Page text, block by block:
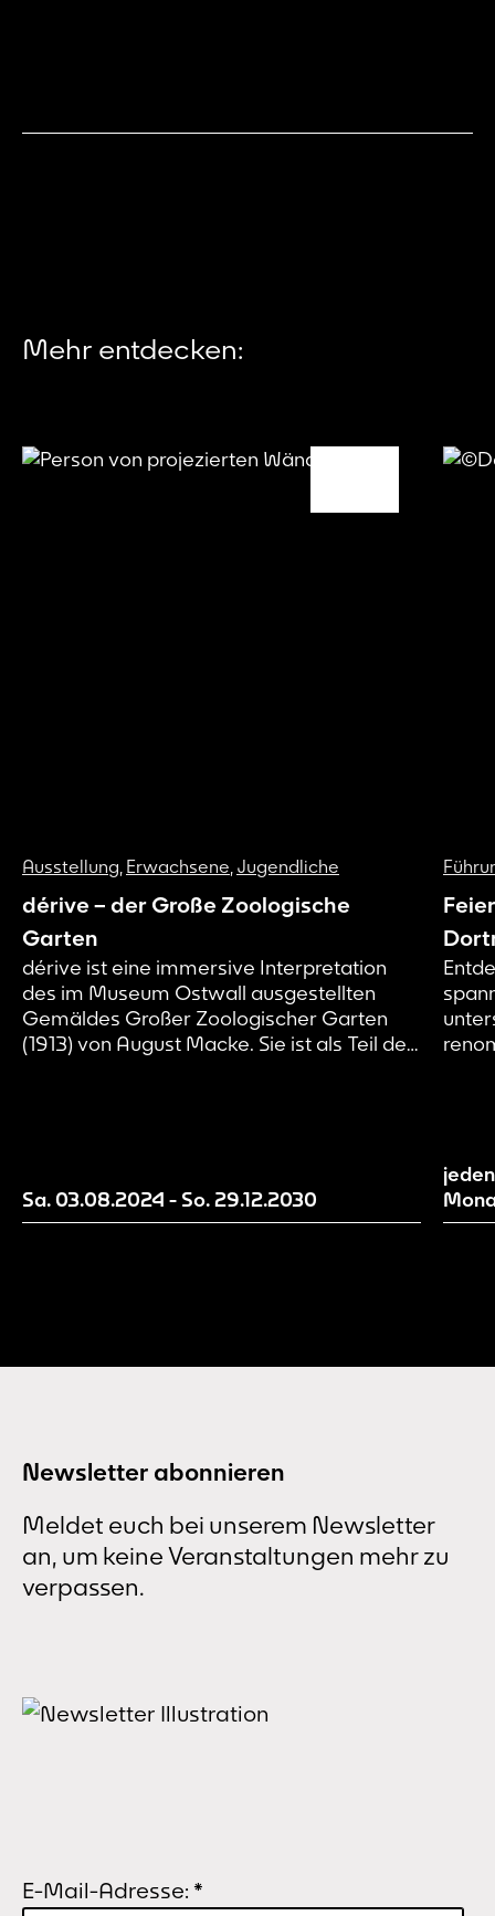
Mehr entdecken:
Ausstellung, Erwachsene, Jugendliche
dérive – der Große Zoologische
Garten
dérive ist eine immersive Interpretation
des im Museum Ostwall ausgestellten
Gemäldes Großer Zoologischer Garten
(1913) von August Macke. Sie ist als Teil des
diese mit Hilfe von euch als
Besucher*innen weiter.
Sa. 03.08.2024 - So. 29.12.2030
Newsletter abonnieren
Meldet euch bei unserem Newsletter
an, um keine Veranstaltungen mehr zu
verpassen.
E-Mail-Adresse: *